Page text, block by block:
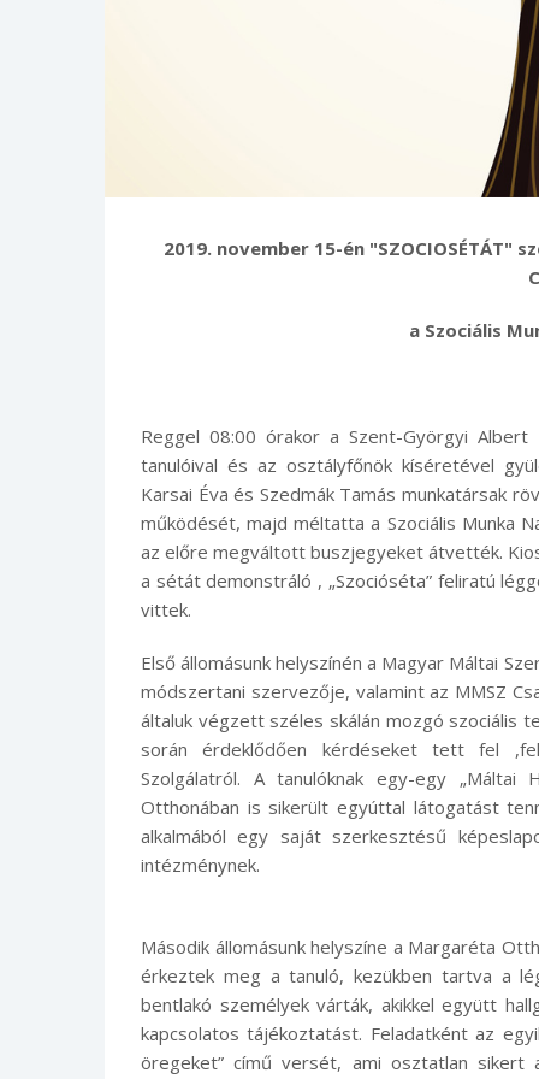
2019. november 15-én "SZOCIOSÉTÁT"
a Szociális
Reggel 08:00 órakor a Szent-Györgyi
tanulóival és az osztályfőnök kíséretével
Karsai Éva és Szedmák Tamás munkatársak
működését, majd méltatta a Szociális Munka
az előre megváltott buszjegyeket átvették.
a sétát demonstráló , „Szocióséta” feliratú
vittek.
Első állomásunk helyszínén a Magyar Máltai
módszertani szervezője, valamint az MMSZ
általuk végzett széles skálán mozgó szociális
során érdeklődően kérdéseket tett fel
Szolgálatról. A tanulóknak egy-egy
Otthonában is sikerült egyúttal látogatást
alkalmából egy saját szerkesztésű
intézménynek.
Második állomásunk helyszíne a Margaréta
érkeztek meg a tanuló, kezükben tartva a
bentlakó személyek várták, akikkel együtt
kapcsolatos tájékoztatást. Feladatként az
öregeket” című versét, ami osztatlan sikert